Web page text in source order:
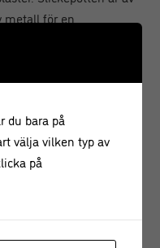
metall för en
spisen, det blir både
redskap istället
Specifikationer:
du bara på
välja vilken typ av
på